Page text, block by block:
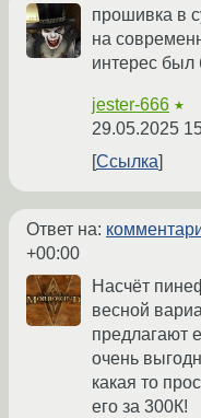
прошивка в
на
интерес был
jester-666 ★
29.05.2025
Ссылка
Ответ на:
+00:00
Насчёт
весной
предлагают
очень
какая то
его за 300К!